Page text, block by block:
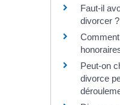
Faut-il
divorcer ?
Peut-on
divorce